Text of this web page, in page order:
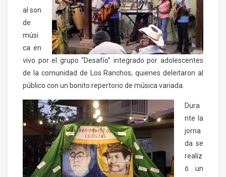
al son
de
músi
ca en
vivo por el grupo “Desafío” integrado por adolescentes
de la comunidad de Los Ranchos, quienes deleitaron al
público con un bonito repertorio de música variada.
Dura
nte la
jorna
da se
realiz
ó un